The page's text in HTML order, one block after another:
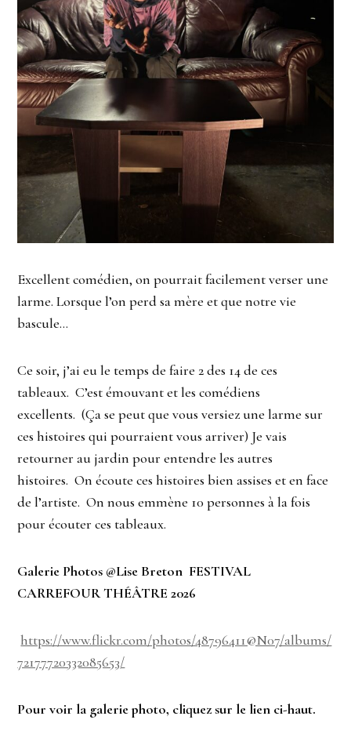
Excellent comédien, on pourrait facilement verser une
larme. Lorsque l’on perd sa mère et que notre vie
bascule…
Ce soir, j’ai eu le temps de faire 2 des 14 de ces
tableaux. C’est émouvant et les comédiens
excellents. (Ça se peut que vous versiez une larme sur
ces histoires qui pourraient vous arriver) Je vais
retourner au jardin pour entendre les autres
histoires. On écoute ces histoires bien assises et en face
de l’artiste. On nous emmène 10 personnes à la fois
pour écouter ces tableaux.
Galerie Photos @Lise Breton FESTIVAL
CARREFOUR THÉÂTRE 2026
https://www.flickr.com/photos/48796411@N07/albums/
72177720332085653/
Pour voir la galerie photo, cliquez sur le lien ci-haut.